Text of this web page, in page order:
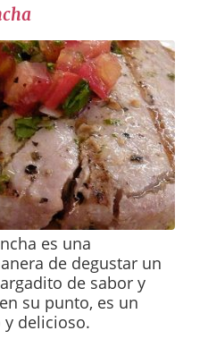
es una
de degustar un
de sabor y
su punto, es un
delicioso.